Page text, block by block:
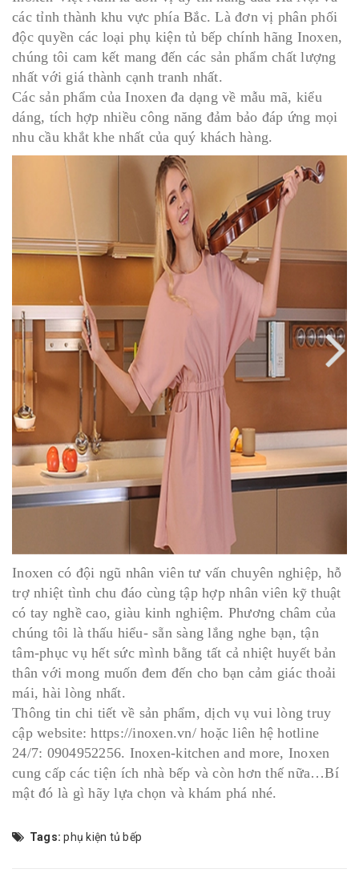
các tỉnh thành khu vực phía Bắc. Là đơn vị phân phối
độc quyền các loại phụ kiện tủ bếp chính hãng Inoxen,
chúng tôi cam kết mang đến các sản phẩm chất lượng
nhất với giá thành cạnh tranh nhất.
Các sản phẩm của Inoxen đa dạng về mẫu mã, kiểu
dáng, tích hợp nhiều công năng đảm bảo đáp ứng mọi
nhu cầu khắt khe nhất của quý khách hàng.
Inoxen có đội ngũ nhân viên tư vấn chuyên nghiệp, hỗ
trợ nhiệt tình chu đáo cùng tập hợp nhân viên kỹ thuật
có tay nghề cao, giàu kinh nghiệm. Phương châm của
chúng tôi là thấu hiểu- sẵn sàng lắng nghe bạn, tận
tâm-phục vụ hết sức mình bằng tất cả nhiệt huyết bản
thân với mong muốn đem đến cho bạn cảm giác thoải
mái, hài lòng nhất.
Thông tin chi tiết về sản phẩm, dịch vụ vui lòng truy
cập website: https://inoxen.vn/ hoặc liên hệ hotline
24/7: 0904952256. Inoxen-kitchen and more, Inoxen
cung cấp các tiện ích nhà bếp và còn hơn thế nữa…Bí
mật đó là gì hãy lựa chọn và khám phá nhé.
Tags: phụ kiện tủ bếp